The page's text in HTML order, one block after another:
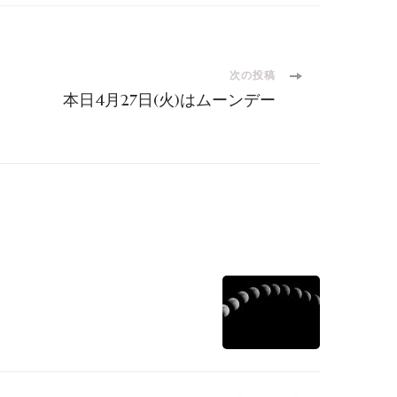
次の投稿
本日4月27日(火)はムーンデー